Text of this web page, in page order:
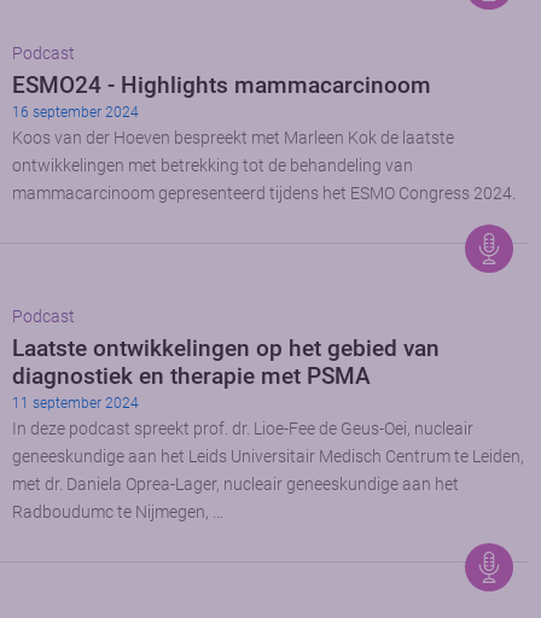
Podcast
ESMO24 - Highlights mammacarcinoom
16 september 2024
Koos van der Hoeven bespreekt met Marleen Kok de laatste
ontwikkelingen met betrekking tot de behandeling van
mammacarcinoom gepresenteerd tijdens het ESMO Congress 2024.
Podcast
Laatste ontwikkelingen op het gebied van
diagnostiek en therapie met PSMA
11 september 2024
In deze podcast spreekt prof. dr. Lioe-Fee de Geus-Oei, nucleair
geneeskundige aan het Leids Universitair Medisch Centrum te Leiden,
met dr. Daniela Oprea-Lager, nucleair geneeskundige aan het
Radboudumc te Nijmegen, …